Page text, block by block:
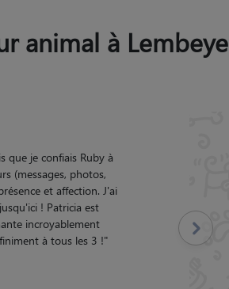
animal à Lembeye
des gens formidable,
Suivant